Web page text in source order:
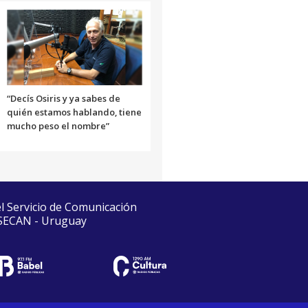
“Decís Osiris y ya sabes de
quién estamos hablando, tiene
mucho peso el nombre”
de Comunicación
- Uruguay